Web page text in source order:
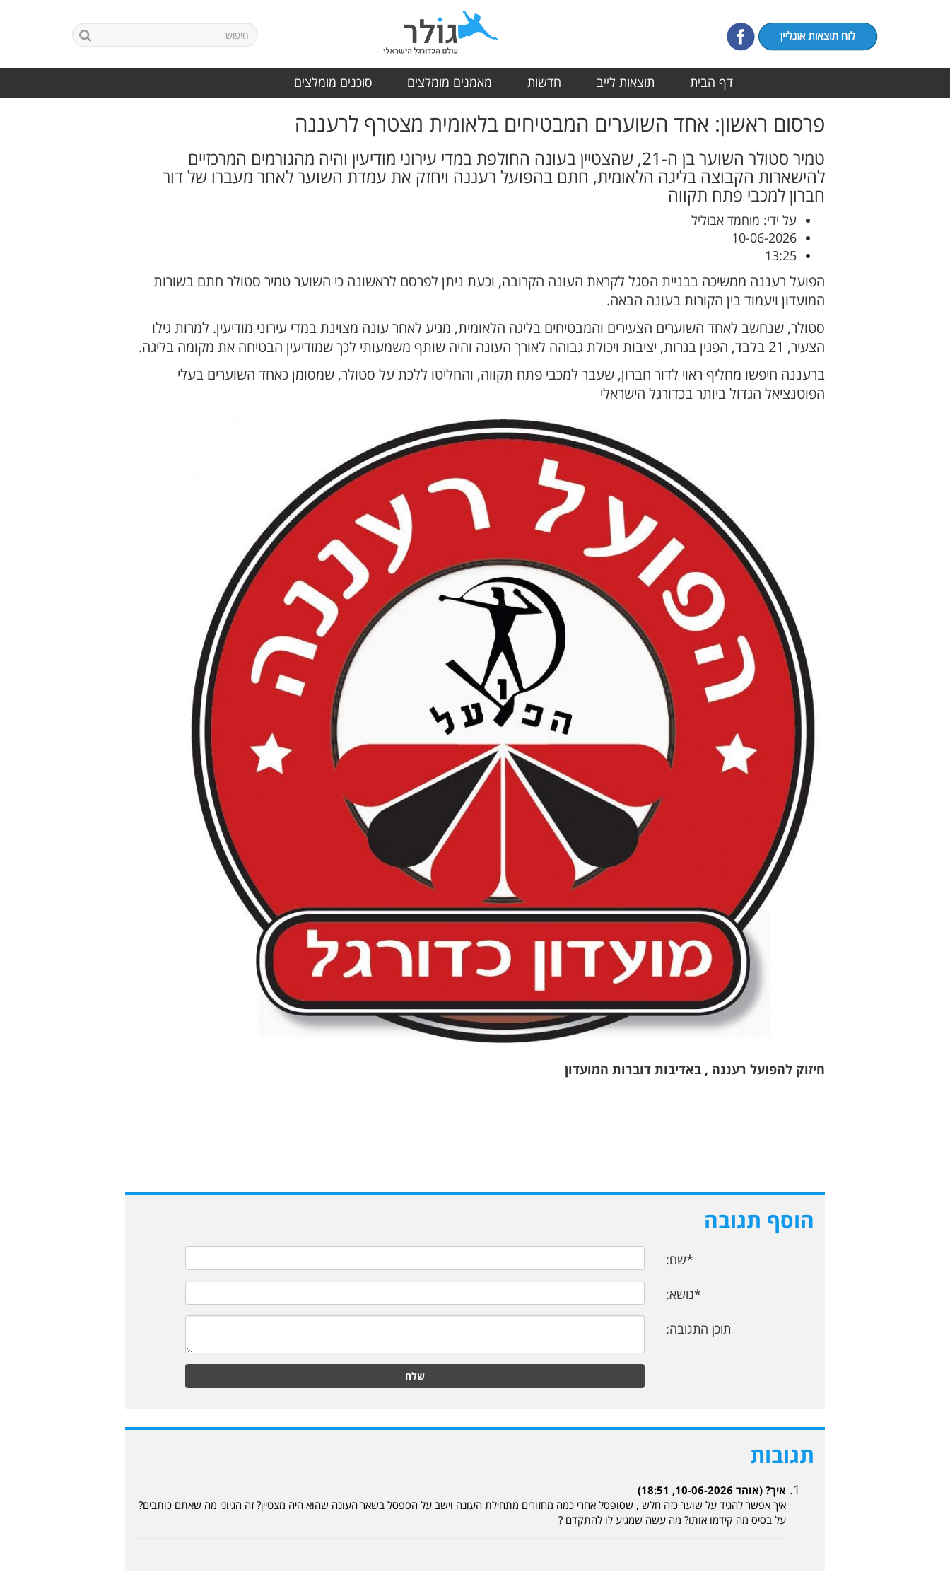
דף הבית תוצאות לייב חדשות מאמנים מומלצים סוכנים מומלצים
פרסום ראשון: אחד השוערים המבטיחים בלאומית מצטרף לרעננה
טמיר סטולר השוער בן ה-21, שהצטיין בעונה החולפת במדי עירוני מודיעין והיה מהגורמים המרכזיים
להישארות הקבוצה בליגה הלאומית, חתם בהפועל רעננה ויחזק את עמדת השוער לאחר מעברו של דור
חברון למכבי פתח תקווה
על ידי: מוחמד אבוליל
10-06-2026
13:25
הפועל רעננה ממשיכה בבניית הסגל לקראת העונה הקרובה, וכעת ניתן לפרסם לראשונה כי השוער טמיר סטולר חתם בשורות
המועדון ויעמוד בין הקורות בעונה הבאה.
סטולר, שנחשב לאחד השוערים הצעירים והמבטיחים בליגה הלאומית, מגיע לאחר עונה מצוינת במדי עירוני מודיעין. למרות גילו
הצעיר, 21 בלבד, הפגין בגרות, יציבות ויכולת גבוהה לאורך העונה והיה שותף משמעותי לכך שמודיעין הבטיחה את מקומה בליגה.
ברעננה חיפשו מחליף ראוי לדור חברון, שעבר למכבי פתח תקווה, והחליטו ללכת על סטולר, שמסומן כאחד השוערים בעלי
הפוטנציאל הגדול ביותר בכדורגל הישראלי
חיזוק להפועל רעננה , באדיבות דוברות המועדון
הוסף תגובה
*שם:
*נושא:
תוכן התגובה:
שלח
תגובות
איך? (אוהד 10-06-2026, 18:51)
איך אפשר להגיד על שוער כזה חלש , שסופסל אחרי כמה מחזורים מתחילת העונה וישב על הספסל בשאר העונה שהוא היה מצטיין? זה הגיוני מה שאתם כותבים?
על בסיס מה קידמו אותו? מה עשה שמגיע לו להתקדם ?